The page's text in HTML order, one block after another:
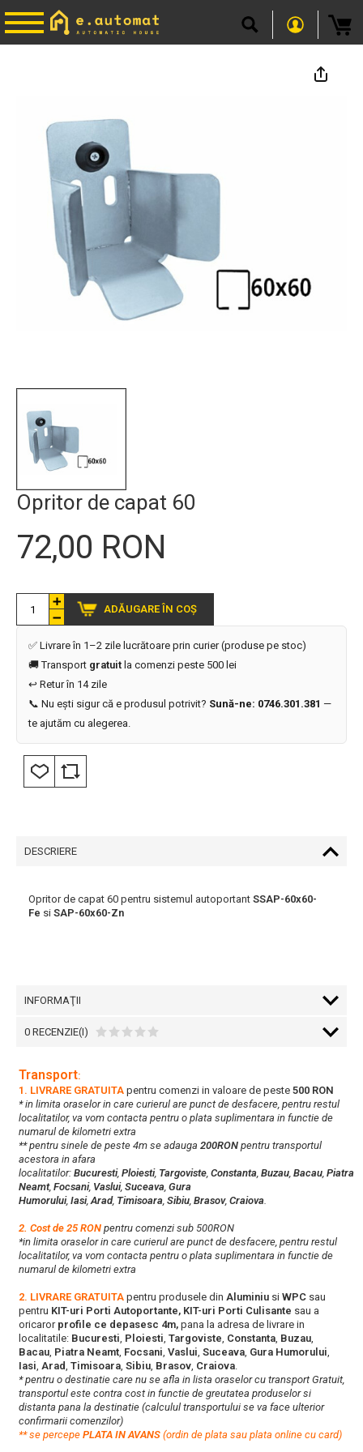
Opritor de capat 60
72,00 RON
ADĂUGARE ÎN COȘ
✅ Livrare în 1–2 zile lucrătoare prin curier (produse pe stoc)
🚚 Transport gratuit la comenzi peste 500 lei
↩️ Retur în 14 zile
📞 Nu ești sigur că e produsul potrivit? Sună-ne: 0746.301.381 —
te ajutăm cu alegerea.
DESCRIERE
Opritor de capat 60 pentru sistemul autoportant SSAP-60x60-
Fe si SAP-60x60-Zn
INFORMAŢII
0 RECENZIE(I)
Transport:
1. LIVRARE GRATUITA pentru comenzi in valoare de peste 500 RON
* in limita oraselor in care curierul are punct de desfacere, pentru restul
localitatilor, va vom contacta pentru o plata suplimentara in functie de
numarul de kilometri extra
** pentru sinele de peste 4m se adauga 200RON pentru transportul
acestora in afara
localitatilor: Bucuresti, Ploiesti, Targoviste, Constanta, Buzau, Bacau, Piatra
Neamt, Focsani, Vaslui, Suceava, Gura
Humorului, Iasi,Arad, Timisoara, Sibiu, Brasov, Craiova.
2. Cost de 25 RON pentru comenzi sub 500RON
*in limita oraselor in care curierul are punct de desfacere, pentru restul
localitatilor, va vom contacta pentru o plata suplimentara in functie de
numarul de kilometri extra
2. LIVRARE GRATUITA pentru produsele din Aluminiu si WPC sau
pentru KIT-uri Porti Autoportante, KIT-uri Porti Culisante sau a
oricarorprofile ce depasesc 4m, pana la adresa de livrare in
localitatile: Bucuresti, Ploiesti, Targoviste, Constanta, Buzau,
Bacau, Piatra Neamt, Focsani, Vaslui, Suceava, Gura Humorului,
Iasi, Arad, Timisoara, Sibiu, Brasov, Craiova.
* pentru o destinatie care nu se afla in lista oraselor cu transport Gratuit,
transportul este contra cost in functie de greutatea produselor si
distanta pana la destinatie (calculul transportului se va face ulterior
confirmarii comenzilor)
**se percepe PLATA IN AVANS (ordin de plata sau plata online cu card)